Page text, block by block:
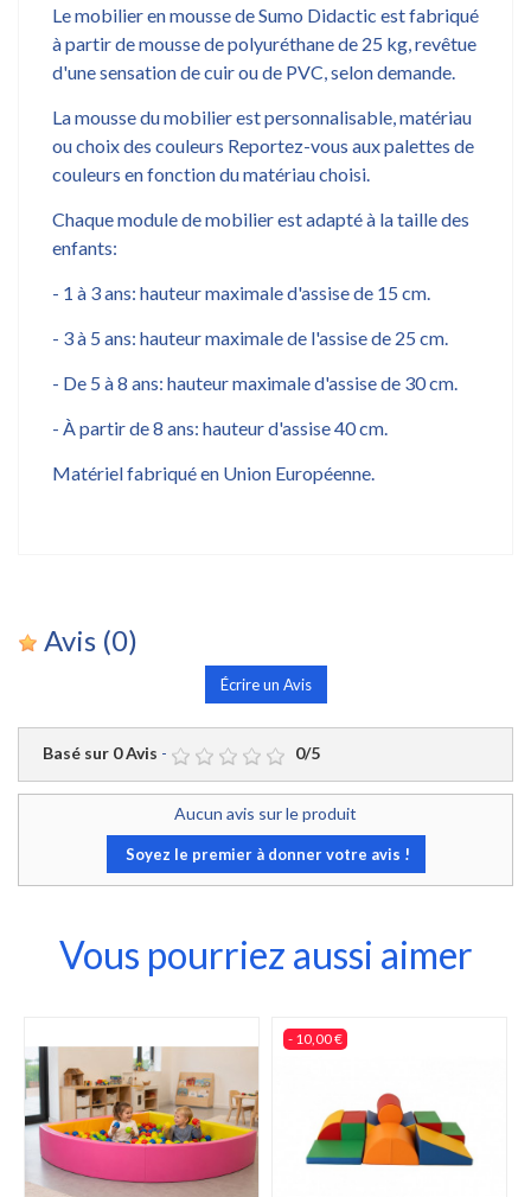
Le mobilier en mousse de Sumo Didactic est fabriqué
à partir de mousse de polyuréthane de 25 kg, revêtue
d'une sensation de cuir ou de PVC, selon demande.
La mousse du mobilier est personnalisable, matériau
ou choix des couleurs Reportez-vous aux palettes de
couleurs en fonction du matériau choisi.
Chaque module de mobilier est adapté à la taille des
enfants:
- 1 à 3 ans: hauteur maximale d'assise de 15 cm.
- 3 à 5 ans: hauteur maximale de l'assise de 25 cm.
- De 5 à 8 ans: hauteur maximale d'assise de 30 cm.
- À partir de 8 ans: hauteur d'assise 40 cm.
Matériel fabriqué en Union Européenne.
Avis (0)
Écrire un Avis
Basé sur 0Avis - 0/5
Aucun avis sur le produit
Soyez le premier à donner votre avis !
Vous pourriez aussi aimer
- 10,00 €